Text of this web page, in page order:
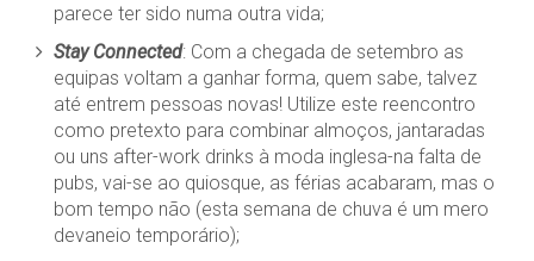
parece ter sido numa outra vida;
Stay Connected: Com a chegada de setembro as
equipas voltam a ganhar forma, quem sabe, talvez
até entrem pessoas novas! Utilize este reencontro
como pretexto para combinar almoços, jantaradas
ou uns after-work drinks à moda inglesa-na falta de
pubs, vai-se ao quiosque, as férias acabaram, mas o
bom tempo não (esta semana de chuva é um mero
devaneio temporário);